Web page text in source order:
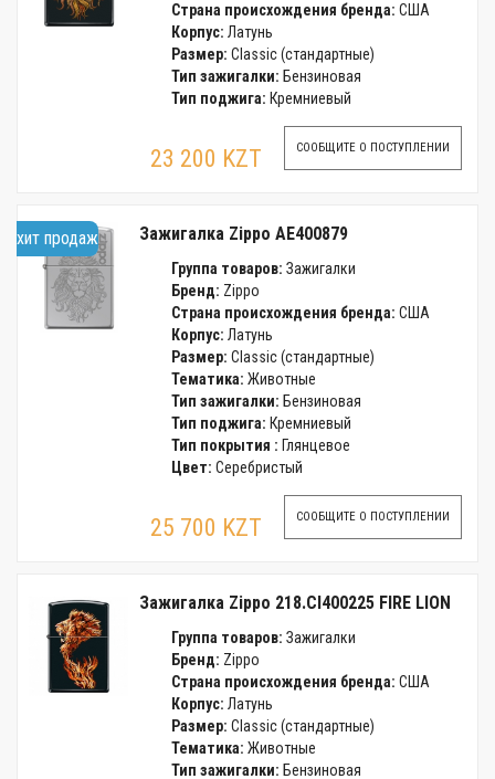
Страна происхождения бренда: США
Корпус: Латунь
Размер: Classic (стандартные)
Тип зажигалки: Бензиновая
Тип поджига: Кремниевый
23 200 KZT СООБЩИТЕ О ПОСТУПЛЕНИИ
хит продаж Зажигалка Zippo AE400879
Группа товаров: Зажигалки
Бренд: Zippo
Страна происхождения бренда: США
Корпус: Латунь
Размер: Classic (стандартные)
Тематика: Животные
Тип зажигалки: Бензиновая
Тип поджига: Кремниевый
Тип покрытия : Глянцевое
Цвет: Серебристый
25 700 KZT СООБЩИТЕ О ПОСТУПЛЕНИИ
Зажигалка Zippo 218.CI400225 FIRE LION
Группа товаров: Зажигалки
Бренд: Zippo
Страна происхождения бренда: США
Корпус: Латунь
Размер: Classic (стандартные)
Тематика: Животные
Тип зажигалки: Бензиновая